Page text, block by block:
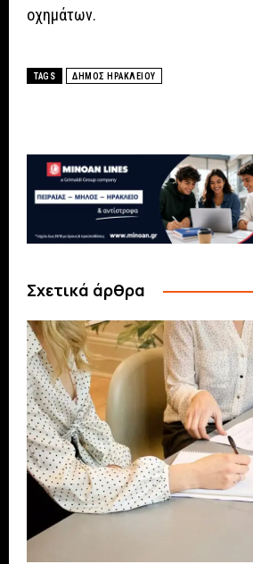
οχημάτων.
TAGS ΔΗΜΟΣ ΗΡΑΚΛΕΙΟΥ
Σχετικά άρθρα